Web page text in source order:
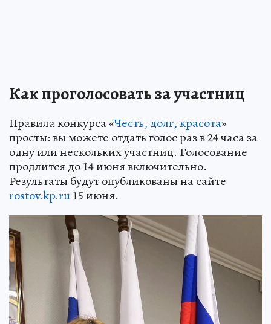
Как проголосовать за участниц
Правила конкурса «Честь, долг, красота»
просты: вы можете отдать голос раз в 24 часа за
одну или нескольких участниц. Голосование
продлится до 14 июня включительно.
Результаты будут опубликованы на сайте
rostov.kp.ru15 июня.